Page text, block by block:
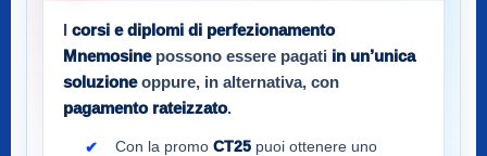
corsi e diplomi di perfezionamento
Mnemosinepossono essere pagati in un’unica
soluzioneoppure, in alternativa, con
pagamento rateizzato.
Con la promo CT25 puoi ottenere uno